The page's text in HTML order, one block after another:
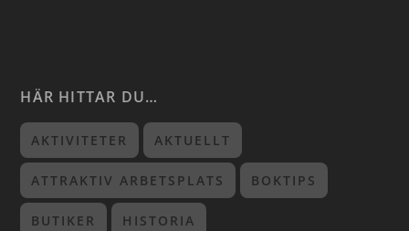
HÄR HITTAR DU…
AKTIVITETER AKTUELLT
ATTRAKTIV ARBETSPLATS BOKTIPS
BUTIKER HISTORIA